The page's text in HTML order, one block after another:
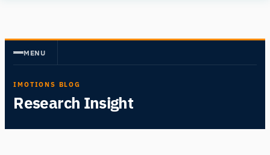
springen
MENU
IMOTIONS BLOG
Research Insight